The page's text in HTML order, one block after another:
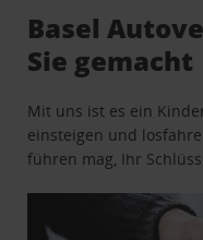
Basel
Sie gemacht
Mit uns ist es ein
einsteigen und
führen mag, Ihr